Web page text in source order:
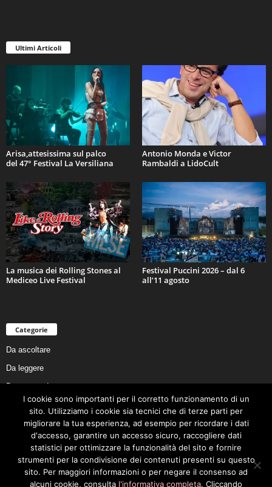
Ultimi Articoli
Arisa,attesissima sul palco
del 47° Festival La Versiliana
Antonio Monda e Victor
Rambaldi a LidoCult
La musica dei Rolling Stones al
Mediceo Live Festival
Festival Puccini 2026 – dal 6
all’11 agosto
Categorie
Da ascoltare
Da leggere
Da non perdere
Da conoscere
Da preservare
Da vivere
Cookie Policy
I cookie sono importanti per il corretto funzionamento di un
sito. Utilizziamo i cookie sia tecnici che di terze parti per
migliorare la tua esperienza, ad esempio per ricordare i dati
d'accesso, garantire un accesso sicuro, raccogliere dati
statistici per ottimizzare la funzionalità del sito e fornire
strumenti per la condivisione dei contenuti presenti su questo
sito. Per maggiori informazioni o per negare il consenso ad
alcuni cookie, consulta l'informativa completa. Cliccando